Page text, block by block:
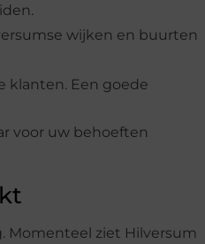
wijken en buurten
klanten. Een goede
voor uw behoeften
Momenteel ziet Hilversum